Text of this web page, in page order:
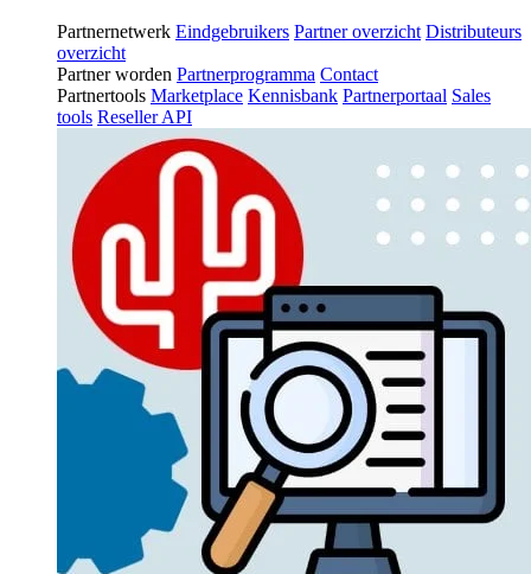
Partnernetwerk Eindgebruikers Partner overzicht Distributeurs
overzicht
Partner worden Partnerprogramma Contact
Partnertools Marketplace Kennisbank Partnerportaal Sales
tools Reseller API